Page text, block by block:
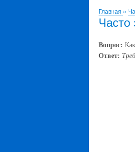
Главная »
Часто
Вопрос:
Ответ: